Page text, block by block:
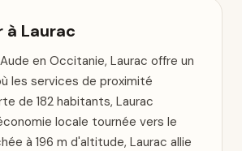
à Laurac
en Occitanie, Laurac offre un
les services de proximité
de 182 habitants, Laurac
locale tournée vers le
à 196 m d'altitude, Laurac allie